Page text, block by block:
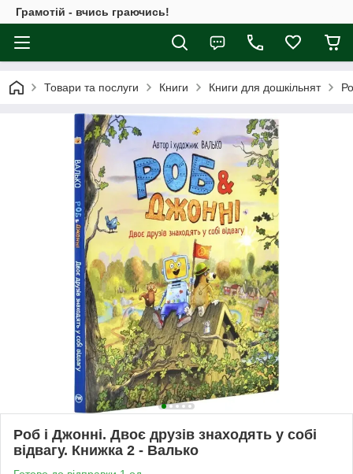
Грамотій - вчись граючись!
Товари та послуги Книги Книги для дошкільнят
Роб і Джонні. Двоє друзів знаходять у собі
відвагу. Книжка 2 - Валько